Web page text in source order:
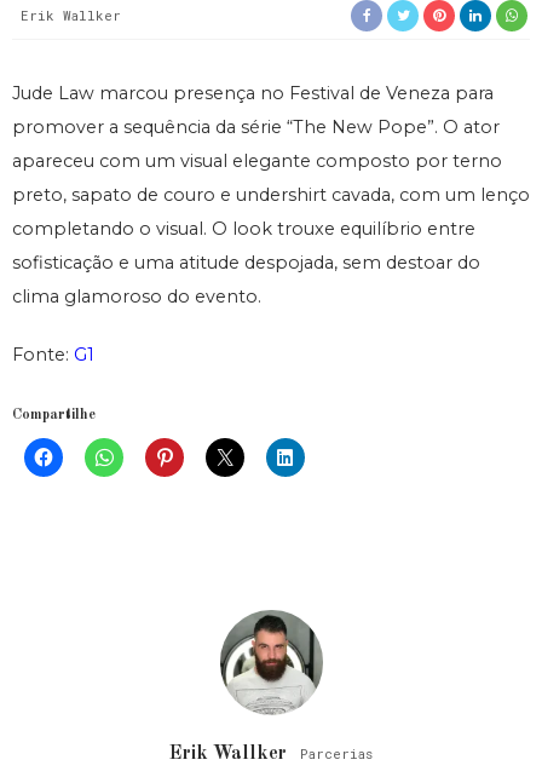
Erik Wallker
Jude Law marcou presença no Festival de Veneza para
promover a sequência da série “The New Pope”. O ator
apareceu com um visual elegante composto por terno
preto, sapato de couro e undershirt cavada, com um lenço
completando o visual. O look trouxe equilíbrio entre
sofisticação e uma atitude despojada, sem destoar do
clima glamoroso do evento.
Fonte: G1
Compartilhe
Erik Wallker Parcerias